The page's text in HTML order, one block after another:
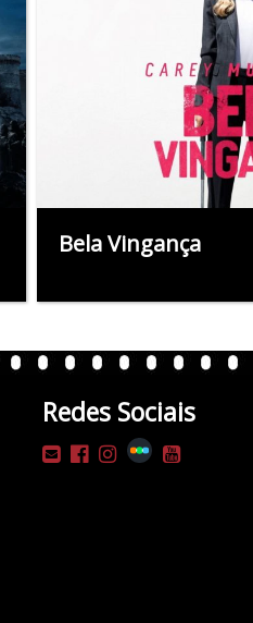
Bela Vingança
Redes Sociais